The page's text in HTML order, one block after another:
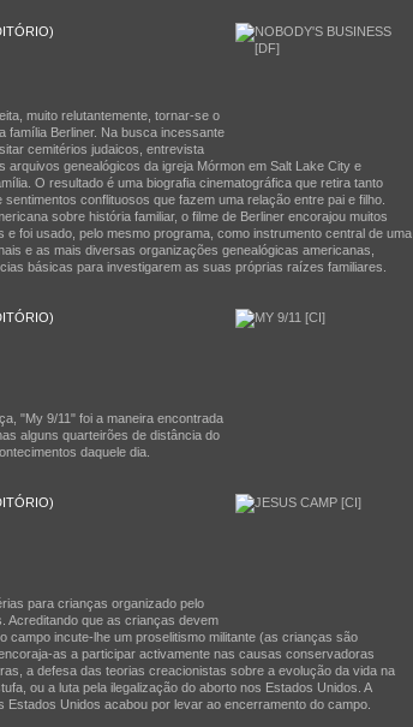
muito relutantemente, tornar-se o
família Berliner. Na busca incessante
cemitérios judaicos, entrevista
genealógicos da igreja Mórmon em Salt Lake City e
O resultado é uma biografia cinematográfica que retira tanto
conflituosos que fazem uma relação entre pai e filho.
sobre história familiar, o filme de Berliner encorajou muitos
foi usado, pelo mesmo programa, como instrumento central de uma
e as mais diversas organizações genealógicas americanas,
básicas para investigarem as suas próprias raízes familiares.
"My 9/11" foi a maneira encontrada
alguns quarteirões de distância do
daquele dia.
para crianças organizado pelo
Acreditando que as crianças devem
campo incute-lhe um proselitismo militante (as crianças são
as a participar activamente nas causas conservadoras
a defesa das teorias creacionistas sobre a evolução da vida na
ou a luta pela ilegalização do aborto nos Estados Unidos. A
Unidos acabou por levar ao encerramento do campo.